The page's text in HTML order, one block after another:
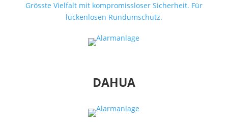
Grösste Vielfalt mit kompromissloser Sicherheit. Für
lückenlosen Rundumschutz.
DAHUA